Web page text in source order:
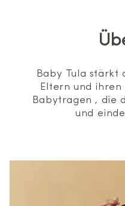
Baby Tula stärkt
Eltern und ihren
Babytragen , die
und